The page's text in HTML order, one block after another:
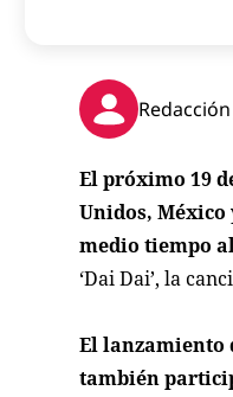
El próximo 19
Unidos,
medio tiempo
‘Dai Dai’, la
El lanzamiento
también